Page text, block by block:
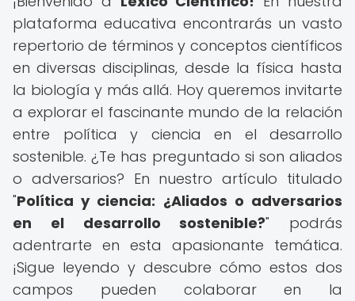
plataforma educativa encontrarás un vasto
repertorio de términos y conceptos científicos
en diversas disciplinas, desde la física hasta
la biología y más allá. Hoy queremos invitarte
a explorar el fascinante mundo de la relación
entre política y ciencia en el desarrollo
sostenible. ¿Te has preguntado si son aliados
o adversarios? En nuestro artículo titulado
"Política y ciencia: ¿Aliados o adversarios
en el desarrollo sostenible?" podrás
adentrarte en esta apasionante temática.
¡Sigue leyendo y descubre cómo estos dos
campos pueden colaborar en la